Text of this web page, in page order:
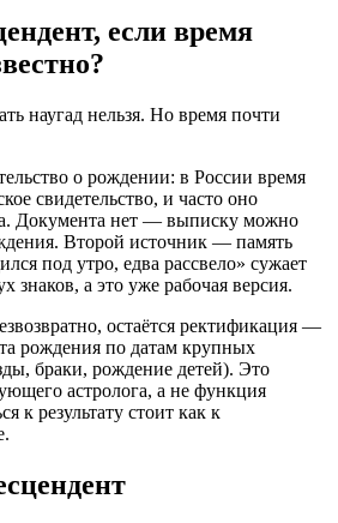
если время
наугад нельзя. Но время почти
о рождении: в России время
свидетельство, и часто оно
Документа нет — выписку можно
Второй источник — память
под утро, едва рассвело» сужает
знаков, а это уже рабочая версия.
остаётся ректификация —
рождения по датам крупных
браки, рождение детей). Это
астролога, а не функция
к результату стоит как к